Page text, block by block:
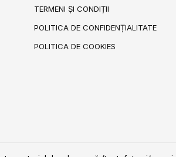
TERMENI ȘI CONDIȚII
POLITICA DE CONFIDENȚIALITATE
POLITICA DE COOKIES